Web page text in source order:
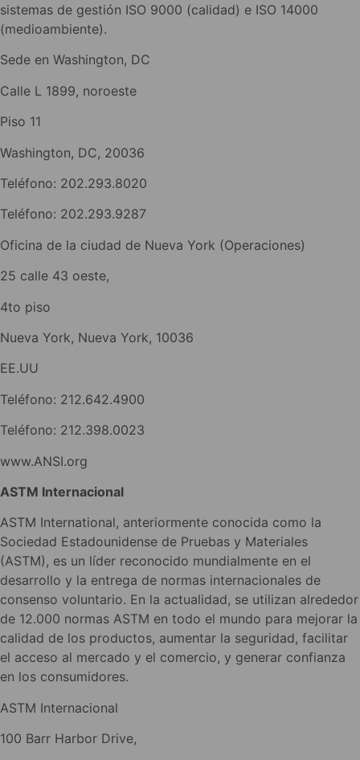
sistemas de gestión ISO 9000 (calidad) e ISO 14000
(medioambiente).
Sede en Washington, DC
Calle L 1899, noroeste
Piso 11
Washington, DC, 20036
Teléfono: 202.293.8020
Teléfono: 202.293.9287
Oficina de la ciudad de Nueva York (Operaciones)
25 calle 43 oeste,
4to piso
Nueva York, Nueva York, 10036
EE.UU
Teléfono: 212.642.4900
Teléfono: 212.398.0023
www.ANSI.org
ASTM Internacional
ASTM International, anteriormente conocida como la
Sociedad Estadounidense de Pruebas y Materiales
(ASTM), es un líder reconocido mundialmente en el
desarrollo y la entrega de normas internacionales de
consenso voluntario. En la actualidad, se utilizan alrededor
de 12.000 normas ASTM en todo el mundo para mejorar la
calidad de los productos, aumentar la seguridad, facilitar
el acceso al mercado y el comercio, y generar confianza
en los consumidores.
ASTM Internacional
100 Barr Harbor Drive,